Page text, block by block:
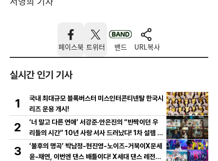
페이스북 트위터 밴드 URL복사
실시간 인기 기사
1
국내 최대규모 블록버스터 미스인터콘티넨탈 한국시
리즈 운용 개시!
2
‘너 말고 다른 연애’ 서강준·안은진의 “반짝이던 우
리들의 시간” 10년 사랑 서사 드러났다! 1차 설렘 티
저 영상 공개!
3
‘불후의 명곡’ 박남정-현진영-노이즈-거북이X문세
윤-채연, 이번엔 댄스 배틀이다! X세대 댄스 레전드